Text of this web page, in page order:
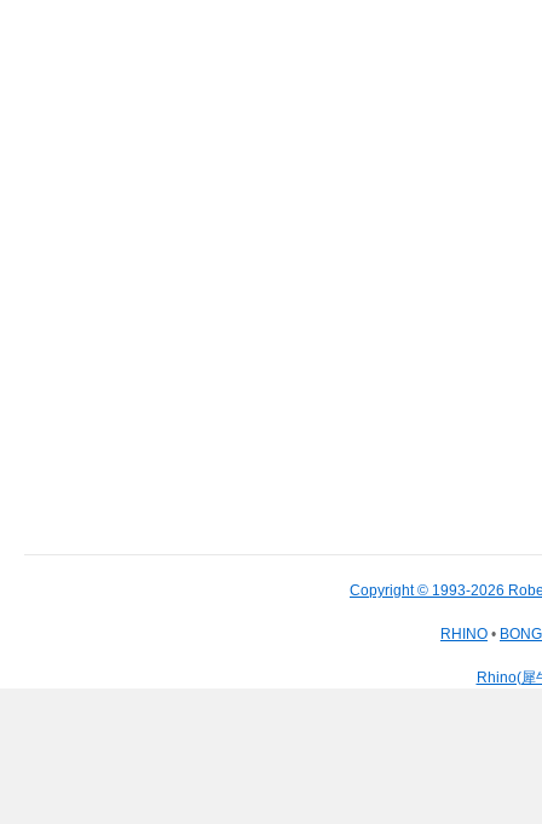
Copyright © 1993-2026
RHINO •
Rhino(犀